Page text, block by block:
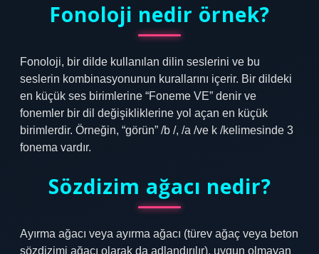
Fonoloji nedir örnek?
Fonoloji, bir dilde kullanılan dilin seslerini ve bu
seslerin kombinasyonunun kurallarını içerir. Bir dildeki
en küçük ses birimlerine “Foneme VE” denir ve
fonemler bir dil değişikliklerine yol açan en küçük
birimlerdir. Örneğin, “görün” /b /, /a /ve k /kelimesinde 3
fonema vardır.
Sözdizim ağacı nedir?
Ayırma ağacı veya ayırma ağacı (türev ağaç veya beton
sözdizimi ağacı olarak da adlandırılır), uygun olmayan